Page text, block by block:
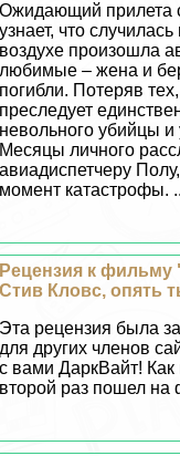
Ожидающий прилета
узнает, что
воздухе произошла
любимые – жена и
погибли. Потеряв
преследует
невольного убийцы
Месяцы личного
авиадиспетчеру
момент катастрофы.
Рецензия к фильму
Стив Кловс, опять
Эта рецензия была
для других члeнов
с вами ДаркВайт!
второй раз пошел на